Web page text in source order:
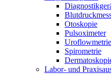
Otoskopie
Pulsoximeter
Uroflowmetrie
Spirometrie
Labor- und